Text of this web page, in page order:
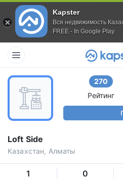
Kapster
Вся недвижимость
FREE - In Google Play
270
Рейтинг
Loft Side
Казахстан, Алматы
1 0